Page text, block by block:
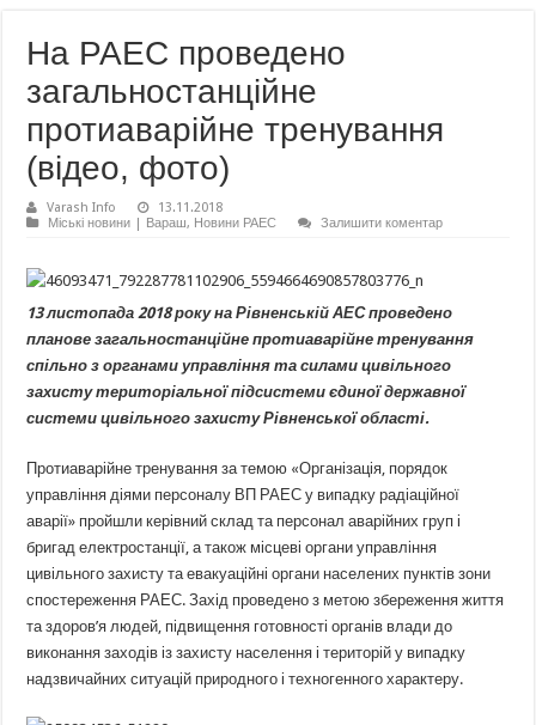
На РАЕС проведено
загальностанційне
протиаварійне тренування
(відео, фото)
Varash Info
13.11.2018
Міські новини | Вараш, Новини РАЕС Залишити коментар
13 листопада 2018 року на Рівненській АЕС проведено
планове загальностанційне протиаварійне тренування
спільно з органами управління та силами цивільного
захисту територіальної підсистеми єдиної державної
системи цивільного захисту Рівненської області.
Протиаварійне тренування за темою «Організація, порядок
управління діями персоналу ВП РАЕС у випадку радіаційної
аварії» пройшли керівний склад та персонал аварійних груп і
бригад електростанції, а також місцеві органи управління
цивільного захисту та евакуаційні органи населених пунктів зони
спостереження РАЕС. Захід проведено з метою збереження життя
та здоров’я людей, підвищення готовності органів влади до
виконання заходів із захисту населення і територій у випадку
надзвичайних ситуацій природного і техногенного характеру.